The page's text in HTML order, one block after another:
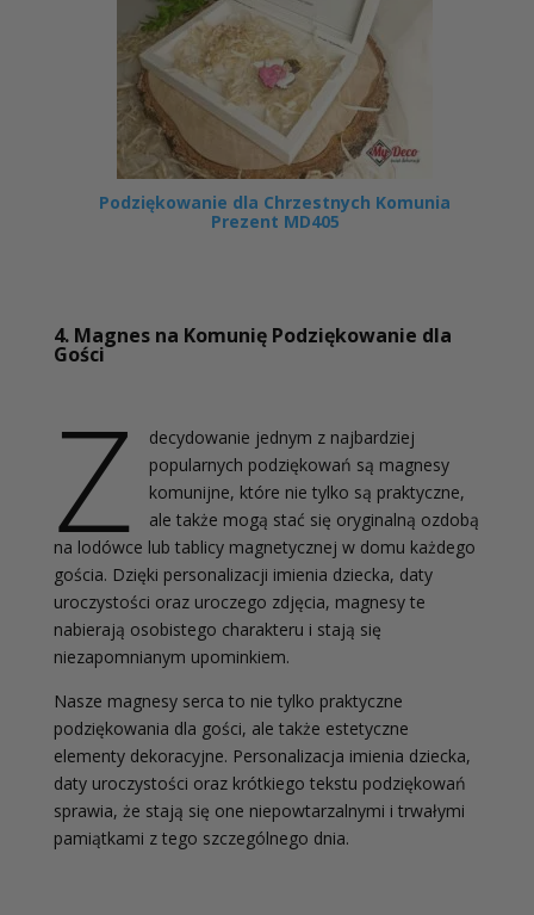
Podziękowanie dla Chrzestnych Komunia
Prezent MD405
4. Magnes na Komunię Podziękowanie dla
Gości
Z
decydowanie jednym z najbardziej
popularnych podziękowań są magnesy
komunijne, które nie tylko są praktyczne,
ale także mogą stać się oryginalną ozdobą
na lodówce lub tablicy magnetycznej w domu każdego
gościa. Dzięki personalizacji imienia dziecka, daty
uroczystości oraz uroczego zdjęcia, magnesy te
nabierają osobistego charakteru i stają się
niezapomnianym upominkiem.
Nasze magnesy serca to nie tylko praktyczne
podziękowania dla gości, ale także estetyczne
elementy dekoracyjne. Personalizacja imienia dziecka,
daty uroczystości oraz krótkiego tekstu podziękowań
sprawia, że stają się one niepowtarzalnymi i trwałymi
pamiątkami z tego szczególnego dnia.